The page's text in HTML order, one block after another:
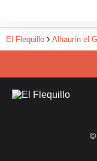
El Flequillo Alhaurín el
©